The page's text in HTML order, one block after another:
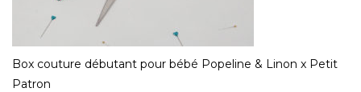
Box couture débutant pour bébé Popeline & Linon x Petit
Patron